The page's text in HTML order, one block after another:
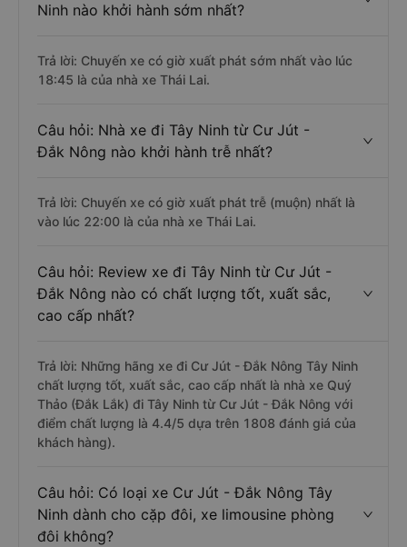
Ninh nào khởi hành sớm nhất?
Trả lời: Chuyến xe có giờ xuất phát sớm nhất vào lúc
18:45 là của nhà xe Thái Lai.
Câu hỏi: Nhà xe đi Tây Ninh từ Cư Jút -
Đắk Nông nào khởi hành trễ nhất?
Trả lời: Chuyến xe có giờ xuất phát trễ (muộn) nhất là
vào lúc 22:00 là của nhà xe Thái Lai.
Câu hỏi: Review xe đi Tây Ninh từ Cư Jút -
Đắk Nông nào có chất lượng tốt, xuất sắc,
cao cấp nhất?
Trả lời: Những hãng xe đi Cư Jút - Đắk Nông Tây Ninh
chất lượng tốt, xuất sắc, cao cấp nhất là nhà xe Quý
Thảo (Đắk Lắk) đi Tây Ninh từ Cư Jút - Đắk Nông với
điểm chất lượng là 4.4/5 dựa trên 1808 đánh giá của
khách hàng).
Câu hỏi: Có loại xe Cư Jút - Đắk Nông Tây
Ninh dành cho cặp đôi, xe limousine phòng
đôi không?